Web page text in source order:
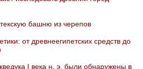
башню из черепов
от древнеегипетских средств до
I века н. э. были обнаружены в